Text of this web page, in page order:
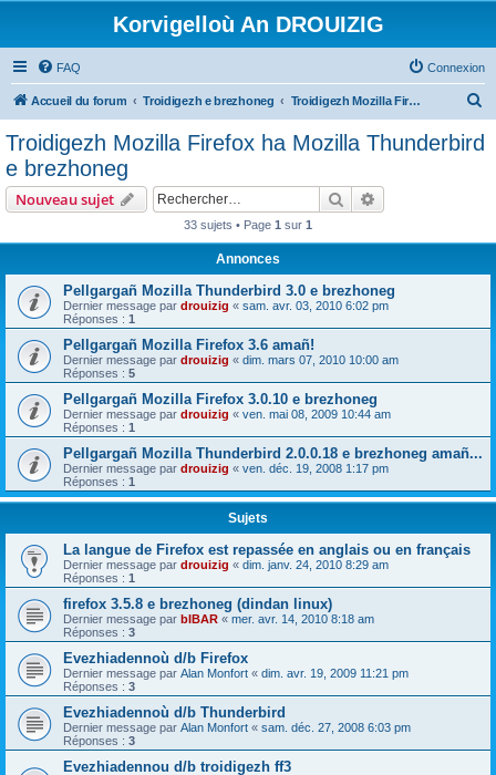
Korvigelloù An DROUIZIG
FAQ Connexion
Accueil du forum Troidigezh e brezhoneg Troidigezh Mozilla Firefox ha Mozilla Thunderbird e brezhoneg
Troidigezh Mozilla Firefox ha Mozilla Thunderbird
e brezhoneg
Nouveau sujet Rechercher
33 sujets • Page 1 sur 1
Annonces
Pellgargañ Mozilla Thunderbird 3.0 e brezhoneg
Dernier message par drouizig « sam. avr. 03, 2010 6:02 pm
Réponses : 1
Pellgargañ Mozilla Firefox 3.6 amañ!
Dernier message par drouizig « dim. mars 07, 2010 10:00 am
Réponses : 5
Pellgargañ Mozilla Firefox 3.0.10 e brezhoneg
Dernier message par drouizig « ven. mai 08, 2009 10:44 am
Réponses : 1
Pellgargañ Mozilla Thunderbird 2.0.0.18 e brezhoneg amañ...
Dernier message par drouizig « ven. déc. 19, 2008 1:17 pm
Réponses : 1
Sujets
La langue de Firefox est repassée en anglais ou en français
Dernier message par drouizig « dim. janv. 24, 2010 8:29 am
Réponses : 1
firefox 3.5.8 e brezhoneg (dindan linux)
Dernier message par bIBAR « mer. avr. 14, 2010 8:18 am
Réponses : 3
Evezhiadennoù d/b Firefox
Dernier message par Alan Monfort « dim. avr. 19, 2009 11:21 pm
Réponses : 3
Evezhiadennoù d/b Thunderbird
Dernier message par Alan Monfort « sam. déc. 27, 2008 6:03 pm
Réponses : 3
Evezhiadennou d/b troidigezh ff3